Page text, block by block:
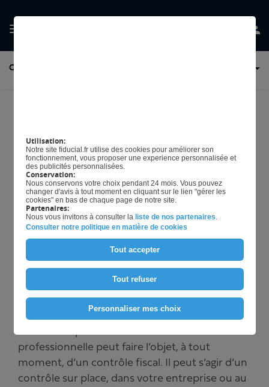
COMPTABILITÉ ET EXPERT-COMPTABLE
écritures comptables à
remettre lors d'un contrôle
fiscal
Télécharger L'article
Mis à jour le 10/10/2022
Votre entreprise ou votre activité
professionnelle peut faire l’objet, à tout
moment, d’un contrôle fiscal. Il peut s’agir d’un
contrôle sur place, dans votre entreprise ou au
Utilisation:
Notre site fiducial.fr utilise des cookies pour améliorer son
fonctionnement, vous proposer une experience personnalisée et
des publicités personnalisées.
Conservation:
Nous conservons votre choix pendant 24 mois. Vous pouvez
changer d'avis à tout moment en cliquant sur le lien "gérer les
cookies" en bas de chaque page de notre site.
Partenaires:
Nous vous invitons à consulter la liste de nos partenaires.
Consulter notre politique en matière de cookies
Tout accepter
Tout refuser
Personnaliser mes choix